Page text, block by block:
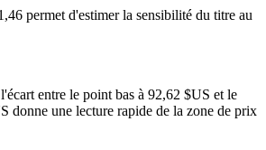
permet d'estimer la sensibilité du titre au
l'écart entre le point bas à 92,62 $US et le
donne une lecture rapide de la zone de prix